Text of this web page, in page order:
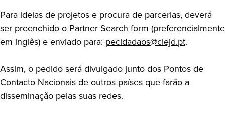
Para ideias de projetos e procura de parcerias, deverá
ser preenchido oPartner Search form(preferencialmente
em inglês) e enviado para: pecidadaos@ciejd.pt.
Assim, o pedido será divulgado junto dos Pontos de
Contacto Nacionais de outros países que farão a
disseminação pelas suas redes.